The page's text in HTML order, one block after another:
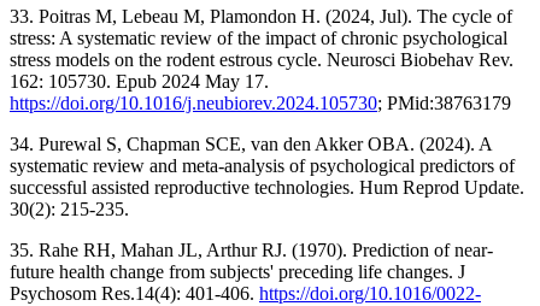
33. Poitras M, Lebeau M, Plamondon H. (2024, Jul). The cycle of
stress: A systematic review of the impact of chronic psychological
stress models on the rodent estrous cycle. Neurosci Biobehav Rev.
162: 105730. Epub 2024 May 17.
https://doi.org/10.1016/j.neubiorev.2024.105730; PMid:38763179
34. Purewal S, Chapman SCE, van den Akker OBA. (2024). A
systematic review and meta-analysis of psychological predictors of
successful assisted reproductive technologies. Hum Reprod Update.
30(2): 215-235.
35. Rahe RH, Mahan JL, Arthur RJ. (1970). Prediction of near-
future health change from subjects' preceding life changes. J
Psychosom Res.14(4): 401-406. https://doi.org/10.1016/0022-